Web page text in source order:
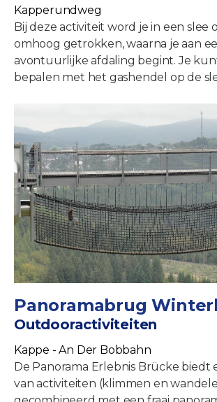
Kapperundweg
Bij deze activiteit word je in een slee
omhoog getrokken, waarna je aan
avontuurlijke afdaling begint. Je
bepalen met het gashendel op de
Panoramabrug
Outdooractiviteiten
Kappe - An Der Bobbahn
De Panorama Erlebnis Brücke biedt
van activiteiten (klimmen en